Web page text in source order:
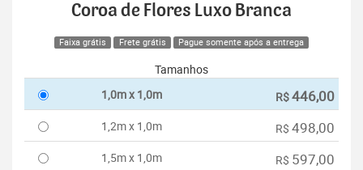
Coroa de Flores Luxo Branca
Faixa grátis Frete grátis Pague somente após a entrega
Tamanhos
1,0m x 1,0m
R$446,00
1,2m x 1,0m R$ 498,00
1,5m x 1,0m R$ 597,00